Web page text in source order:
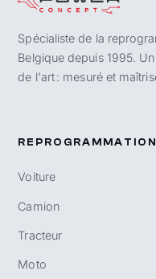
Spécialiste de la
Belgique depuis 1995.
de l'art : mesuré et
REPROGRAMMATION
Voiture
Camion
Tracteur
Moto